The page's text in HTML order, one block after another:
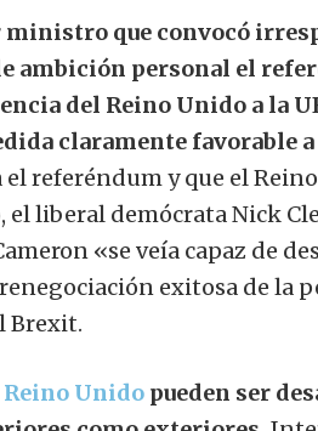
que convocó
ambición personal el
del Reino Unido a la
claramente favorable
referéndum y que el
liberal demócrata Nick
«se veía capaz de
exitosa de la
Brexit.
Reino Unido pueden ser